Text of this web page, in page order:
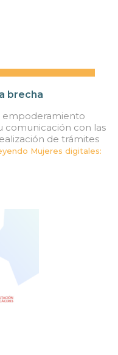
brecha
empoderamiento
comunicación con las
de trámites
Mujeres digitales: